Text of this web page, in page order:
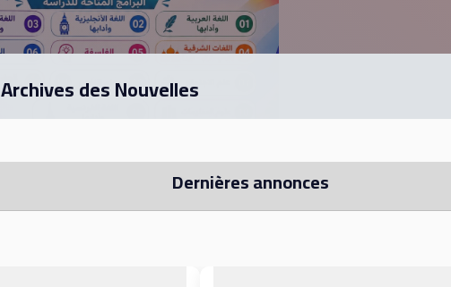
Archives des Nouvelles
Dernières annonces